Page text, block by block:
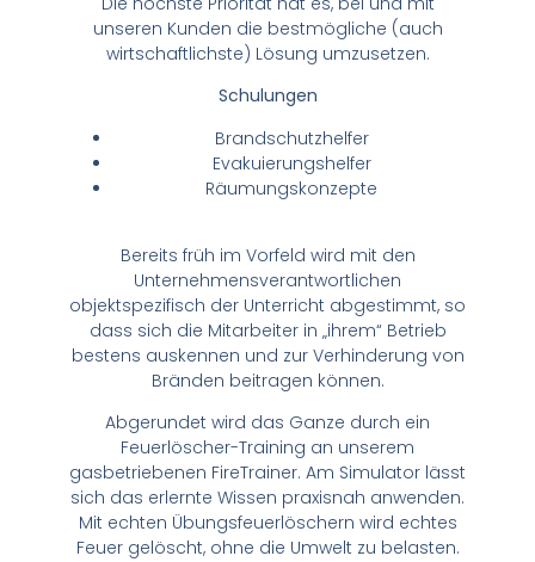
unseren Kunden die bestmögliche (auch
wirtschaftlichste) Lösung umzusetzen.
Schulungen
Brandschutzhelfer
Evakuierungshelfer
Räumungskonzepte
Bereits früh im Vorfeld wird mit den
Unternehmensverantwortlichen
objektspezifisch der Unterricht abgestimmt, so
dass sich die Mitarbeiter in „ihrem“ Betrieb
bestens auskennen und zur Verhinderung von
Bränden beitragen können.
Abgerundet wird das Ganze durch ein
Feuerlöscher-Training an unserem
gasbetriebenen FireTrainer. Am Simulator lässt
sich das erlernte Wissen praxisnah anwenden.
Mit echten Übungsfeuerlöschern wird echtes
Feuer gelöscht, ohne die Umwelt zu belasten.